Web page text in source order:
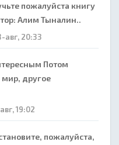
пожалуйста книгу
Алим Тыналин..
авг, 20:33
Потом
мир, другое
19:02
пожалуйста,